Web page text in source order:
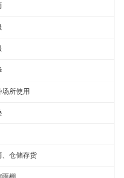
所使用
、仓储存货